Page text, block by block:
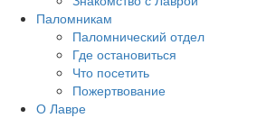
Паломникам
Паломнический отдел
Где остановиться
Что посетить
Пожертвование
О Лавре